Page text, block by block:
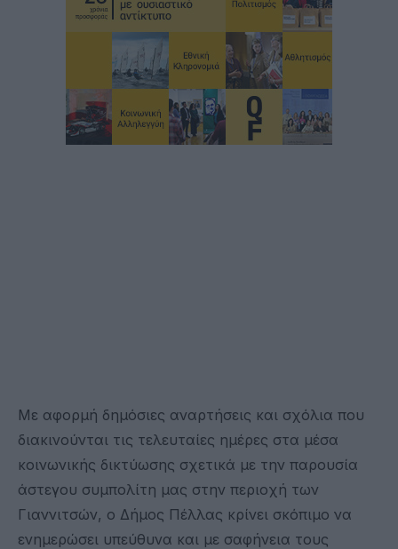
Με αφορμή δημόσιες αναρτήσεις και σχόλια που
διακινούνται τις τελευταίες ημέρες στα μέσα
κοινωνικής δικτύωσης σχετικά με την παρουσία
άστεγου συμπολίτη μας στην περιοχή των
Γιαννιτσών, ο Δήμος Πέλλας κρίνει σκόπιμο να
ενημερώσει υπεύθυνα και με σαφήνεια τους